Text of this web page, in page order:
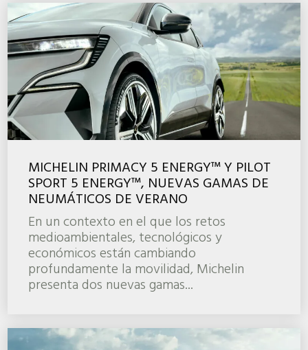
MICHELIN PRIMACY 5 ENERGY™ Y PILOT
SPORT 5 ENERGY™, NUEVAS GAMAS DE
NEUMÁTICOS DE VERANO
En un contexto en el que los retos
medioambientales, tecnológicos y
económicos están cambiando
profundamente la movilidad, Michelin
presenta dos nuevas gamas...